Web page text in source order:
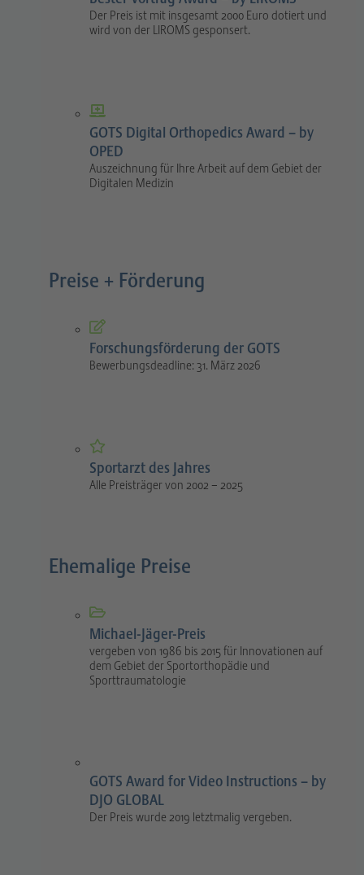
Der Preis ist mit insgesamt 2000 Euro dotiert und
wird von der LIROMS gesponsert.
GOTS Digital Orthopedics Award – by
OPED
Auszeichnung für Ihre Arbeit auf dem Gebiet der
Digitalen Medizin
Preise + Förderung
Forschungsförderung der GOTS
Bewerbungsdeadline: 31. März 2026
Sportarzt des Jahres
Alle Preisträger von 2002 – 2025
Ehemalige Preise
Michael-Jäger-Preis
vergeben von 1986 bis 2015 für Innovationen auf
dem Gebiet der Sportorthopädie und
Sporttraumatologie
GOTS Award for Video Instructions – by
DJO GLOBAL
Der Preis wurde 2019 letztmalig vergeben.